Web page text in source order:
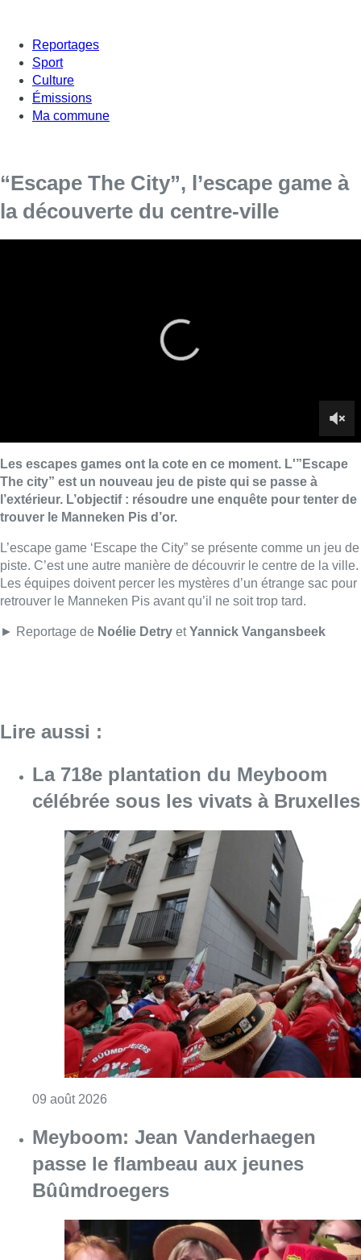
Reportages
Sport
Culture
Émissions
Ma commune
“Escape The City”, l’escape game à
la découverte du centre-ville
L’escape game ‘Escape the City” se présente comme un jeu de
piste. C’est une autre manière de découvrir le centre de la ville.
Lire aussi :
La 718e plantation du Meyboom
célébrée sous les vivats à Bruxelles
09 août 2026 Consulter l'article "La 718e plantation du
Meyboom: Jean Vanderhaegen
passe le flambeau aux jeunes
Bûûmdroegers